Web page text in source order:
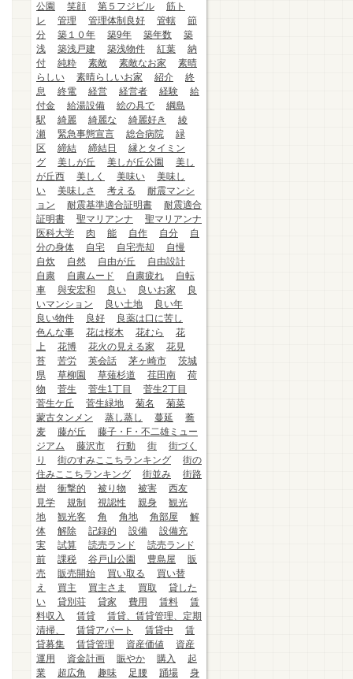
公園
笑顔 第５フジビル
筋ト
レ
管理 管理体制良好 管轄
節
分
築１０年 築9年 築年数
築
浅
築浅戸建 築浅物件 紅葉
納
付
純粋 素敵 素敵なお家
素晴
らしい
素晴らしいお家 紹介
終
息
終電 経営 経営者 経験
給
付金
給湯設備 絵の具で
綱島
駅
綺麗 綺麗な 綺麗好き
綾
瀬
緊急事態宣言 総合病院
緑
区
締結 締結日
縁とタイミン
グ
美しが丘 美しが丘公園
美し
が丘西
美しく 美味い
美味し
い
美味しさ 考える
耐震マンシ
ョン
耐震基準適合証明書
耐震適合
証明書
聖マリアンナ
聖マリアンナ
医科大学
肉 能 自作 自分
自
分の身体
自宅 自宅売却
自慢
自炊
自然 自由が丘
自由設計
自粛
自粛ムード 自粛疲れ
自転
車
與安宏和 良い 良いお家
良
いマンション
良い土地
良い年
良い物件
良好
良薬は口に苦し
色んな事
花は桜木 花むら
花
上
花博 花火の見える家
花見
苔
苦労 英会話 茅ヶ崎市
茨城
県
草柳園 草薙杉道 荏田南
荷
物
菅生 菅生1丁目
菅生2丁目
菅生ケ丘
菅生緑地 菊名
菊菜
蒙古タンメン
蒸し蒸し 蔓延
蕎
麦
藤が丘
藤子・F・不二雄ミュー
ジアム
藤沢市 行動 街
街づく
り
街のすみここちランキング
街の
住みここちランキング
街並み
街路
樹
衝撃的 被り物 被害
西友
見学
規制 視認性 親身
観光
地
観光客 角 角地 角部屋
解
体
解除 記録的 設備
設備充
実
試算 読売ランド
読売ランド
前
課税 谷戸山公園 豊島屋
販
売
販売開始 買い取る
買い替
え
買主 買主さま 買取
貸した
い
貸別荘 貸家 費用 賃料
賃
料収入
賃貸
賃貸、賃貸管理、定期
清掃、
賃貸アパート 賃貸中
賃
貸募集
賃貸管理 資産価値
資産
運用
資金計画 賑やか 購入
起
業
超広角 趣味 足腰 踊場
身